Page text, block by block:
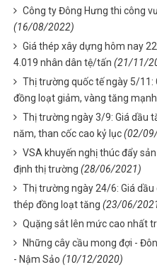
Công ty Đông Hưng thi công
(16/08/2022)
Giá thép xây dựng hôm nay
4.019 nhân dân tệ/tấn (21/11/
Thị trường quốc tế ngày 5/11:
đồng loạt giảm, vàng tăng
Thị trường ngày 3/9: Giá dầu
năm, than cốc cao kỷ lục(02/
VSA khuyến nghị thúc đẩy
định thị trường (28/06/2021)
Thị trường ngày 24/6: Giá
thép đồng loạt tăng (23/06/
Quặng sắt lên mức cao nhất
Những cây cầu mong đợi -
- Nậm Sảo (10/12/2020)